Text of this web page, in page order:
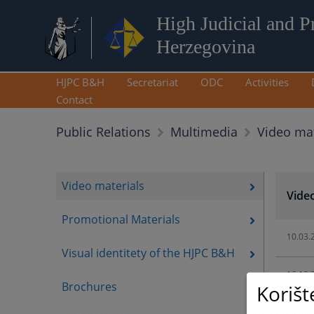
High Judicial and
Herzegovina
HJPC B&H Secretariat ODC Activities
Contact
Public Relations Multimedia Video
Video materials
Promotional Materials
Visual identitety of the HJPC B&H
Brochures